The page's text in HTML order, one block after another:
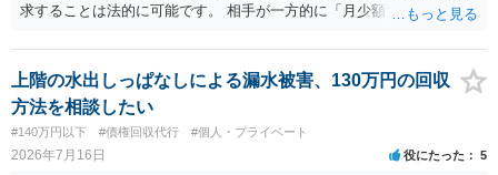
求することは法的に可能です。 相手が一方的に「月少額ずつ返す」と
は成立していません。当初の返済期日も過ぎているため、一括返済を
求める権利があります。 具体的には、以下の手順で進めるのが効果的
です。 分割拒否と一括請求の通知：PayPayのメッセージ等で「分割
払いには同意していないため、残額の一括払いを求める」旨を明確に
伝えます。 相手の本名・住所の確認：応じない場合に法的手段（少額
訴訟など）をとるには、相手の身元が必要です。分からない場合は、
上階の水出しっぱなしによる漏水被害、130万円の回収
方法を相談したい
#140万円以下 #債権回収代行 #個人・プライベート
2026年7月16日 役にたった 5